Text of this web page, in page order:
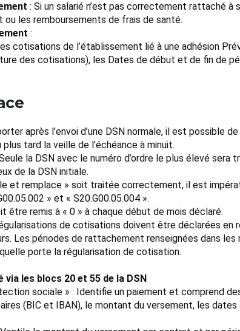
: Si un salarié n’est pas correctement rattaché
les remboursements de frais de santé.
:
cotisations de l’établissement lié à une adhésion
des cotisations), les Dates de début et de fin de
après l’envoi d’une DSN normale, il est possible
tard la veille de l’échéance à minuit.
la DSN avec le numéro d’ordre le plus élevé
de la DSN initiale.
et remplace » soit traitée correctement, il est
» et « S20.G00.05.004 ».
être remis à « 0 » à chaque début de mois déclaré.
de cotisations doivent être déclarées
Les périodes de rattachement renseignées dans les
porte la régularisation de cotisation.
les blocs 20 et 55 de la DSN
sociale » : Identifie un paiement et comprend
(BIC et IBAN), le montant du versement, les